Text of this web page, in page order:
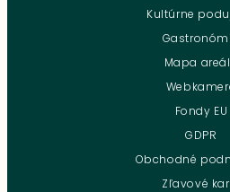
Kultúrne
Mapa
Fondy EU
GDPR
Obchodné
Zľavové